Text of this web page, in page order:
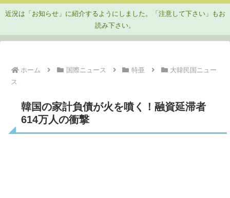
近況は「お知らせ」に紹介するようにしました。「注意して下さい」もお
読み下さい。
ホーム 国際ニュース 特亜
大韓民国ニュー
ス
韓国の家計負債が火を噴く！融資延滞者
614万人の衝撃